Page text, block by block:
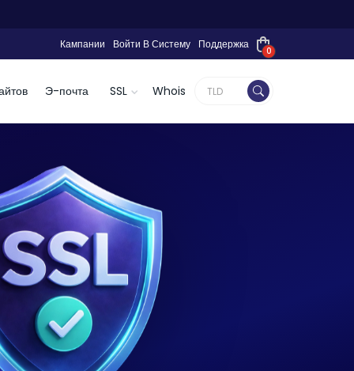
Кампании Войти В Систему Поддержка
0
Э-почта SSL Whois